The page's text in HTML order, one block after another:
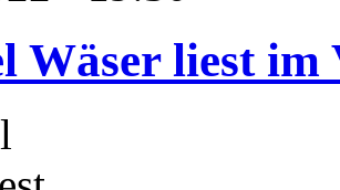
Wäser liest im